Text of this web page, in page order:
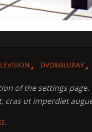
DVD&BLURAY
of the settings page.
cras ut imperdiet